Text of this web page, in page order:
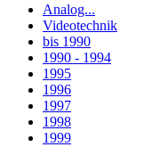
Analog...
Videotechnik
bis 1990
1990 - 1994
1995
1996
1997
1998
1999